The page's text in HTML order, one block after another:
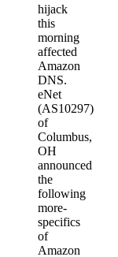
hijack
this
morning
affected
Amazon
DNS.
eNet
(AS10297)
of
Columbus,
OH
announced
the
following
more-
specifics
of
Amazon